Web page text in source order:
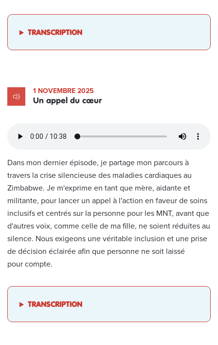
TRANSCRIPTION
1 NOVEMBRE 2025
Un appel du cœur
Dans mon dernier épisode, je partage mon parcours à
travers la crise silencieuse des maladies cardiaques au
Zimbabwe. Je m'exprime en tant que mère, aidante et
militante, pour lancer un appel à l'action en faveur de soins
inclusifs et centrés sur la personne pour les MNT, avant que
d'autres voix, comme celle de ma fille, ne soient réduites au
silence. Nous exigeons une véritable inclusion et une prise
de décision éclairée afin que personne ne soit laissé
pour compte.
TRANSCRIPTION